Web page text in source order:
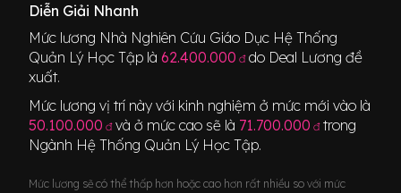
Diễn Giải Nhanh
Mức lương Nhà Nghiên Cứu Giáo Dục Hệ Thống
Quản Lý Học Tập là62.400.000 đdo Deal Lương đề
xuất.
Mức lương vị trí này với kinh nghiệm ở mức mới vào là
50.100.000 đ và ở mức cao sẽ là 71.700.000 đ trong
Ngành Hệ Thống Quản Lý Học Tập.
Mức lương sẽ có thể thấp hơn hoặc cao hơn rất nhiều so với mức